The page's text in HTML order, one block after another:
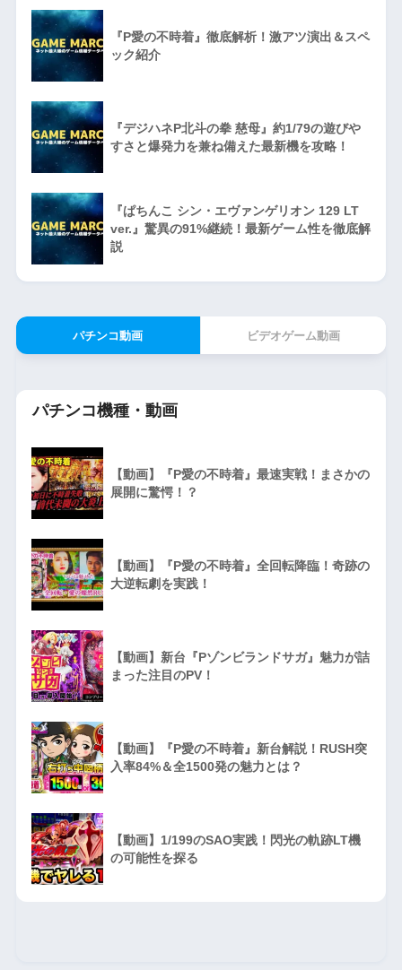
『P愛の不時着』徹底解析！激アツ演出＆スペ
ック紹介
『デジハネP北斗の拳 慈母』約1/79の遊びや
すさと爆発力を兼ね備えた最新機を攻略！
『ぱちんこ シン・エヴァンゲリオン 129 LT
ver.』驚異の91%継続！最新ゲーム性を徹底解
説
パチンコ動画 ビデオゲーム動画
パチンコ機種・動画
【動画】『P愛の不時着』最速実戦！まさかの
展開に驚愕！？
【動画】『P愛の不時着』全回転降臨！奇跡の
大逆転劇を実践！
【動画】新台『Pゾンビランドサガ』魅力が詰
まった注目のPV！
【動画】『P愛の不時着』新台解説！RUSH突
入率84%＆全1500発の魅力とは？
【動画】1/199のSAO実践！閃光の軌跡LT機
の可能性を探る